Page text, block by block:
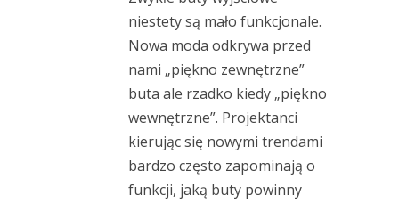
niestety są mało funkcjonale.
Nowa moda odkrywa przed
nami „piękno zewnętrzne”
buta ale rzadko kiedy „piękno
wewnętrzne”. Projektanci
kierując się nowymi trendami
bardzo często zapominają o
funkcji, jaką buty powinny